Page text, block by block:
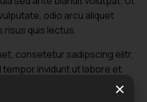
odio arcu aliquet
risus quis lectus.
consetetur sadipscing elitr,
tempor invidunt ut labore et
sed diam voluptua. At vero
dolores et ea rebum. Stet
×